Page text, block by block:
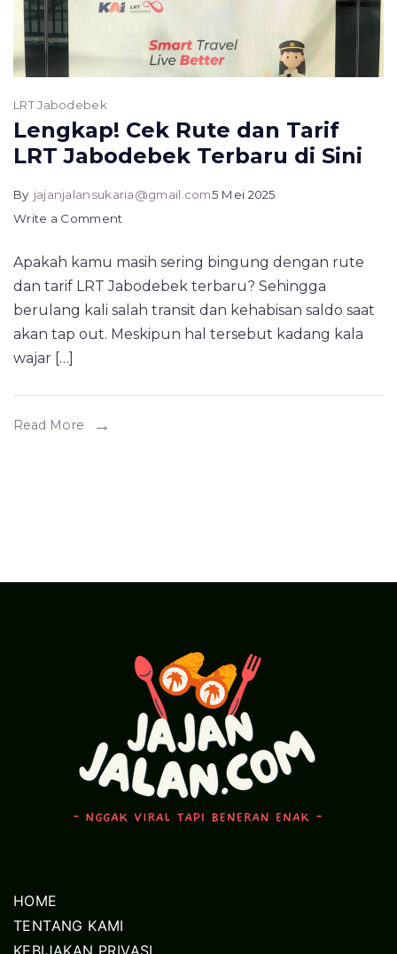
LRT Jabodebek
Lengkap! Cek Rute dan Tarif
LRT Jabodebek Terbaru di Sini
By jajanjalansukaria@gmail.com5 Mei 2025
Write a Comment
Cek
Rute
dan
Tarif
Apakah kamu masih sering bingung dengan rute
dan tarif LRT Jabodebek terbaru? Sehingga
berulang kali salah transit dan kehabisan saldo saat
akan tap out. Meskipun hal tersebut kadang kala
wajar […]
Read More
HOME
TENTANG KAMI
KEBIJAKAN PRIVASI